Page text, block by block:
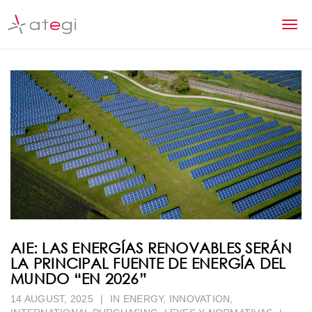
T
g
g
l
e
n
a
v
i
AIE: LAS ENERGÍAS RENOVABLES SERÁN
LA PRINCIPAL FUENTE DE ENERGÍA DEL
MUNDO “EN 2026”
14 AUGUST, 2025 | IN ENERGY, INNOVATION,